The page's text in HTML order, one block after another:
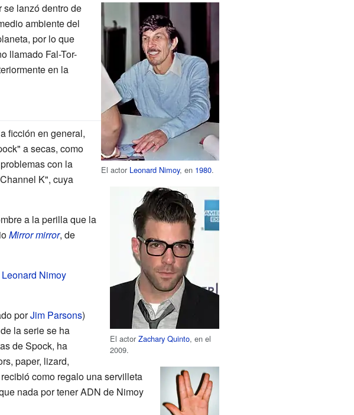
El actor Leonard Nimoy, en 1980.
El actorZachary Quinto, en el
2009.
lanzó dentro de
ambiente del
por lo que
llamado Fal-Tor-
en la
ficción en general,
a secas, como
con la
K", cuya
a la perilla que la
Mirror mirror, de
Leonard Nimoy
porJim Parsons)
la serie se ha
de Spock, ha
paper, lizard,
como regalo una servilleta
nada por tener ADN de Nimoy